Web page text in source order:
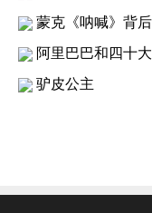
蒙克《呐喊》背
阿里巴巴和四十
驴皮公主